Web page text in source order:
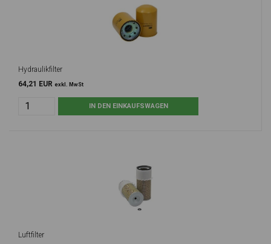
Hydraulikfilter
64,21 EUR exkl. MwSt
Luftfilter